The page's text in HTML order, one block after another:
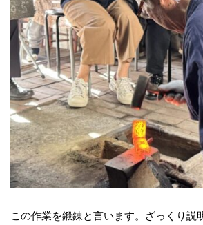
この作業を鍛錬と言います。ざっくり説